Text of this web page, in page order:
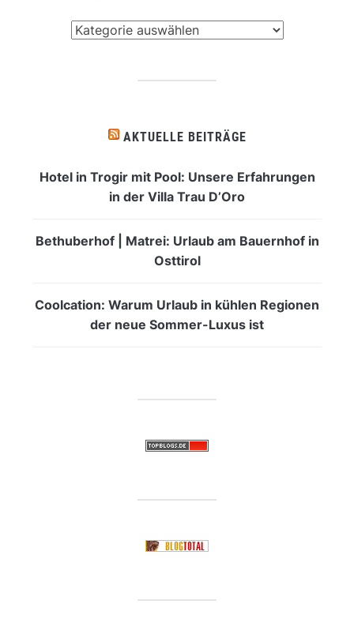
AKTUELLE BEITRÄGE
Hotel in Trogir mit Pool: Unsere Erfahrungen
in der Villa Trau D’Oro
Bethuberhof | Matrei: Urlaub am Bauernhof in
Osttirol
Coolcation: Warum Urlaub in kühlen Regionen
der neue Sommer-Luxus ist